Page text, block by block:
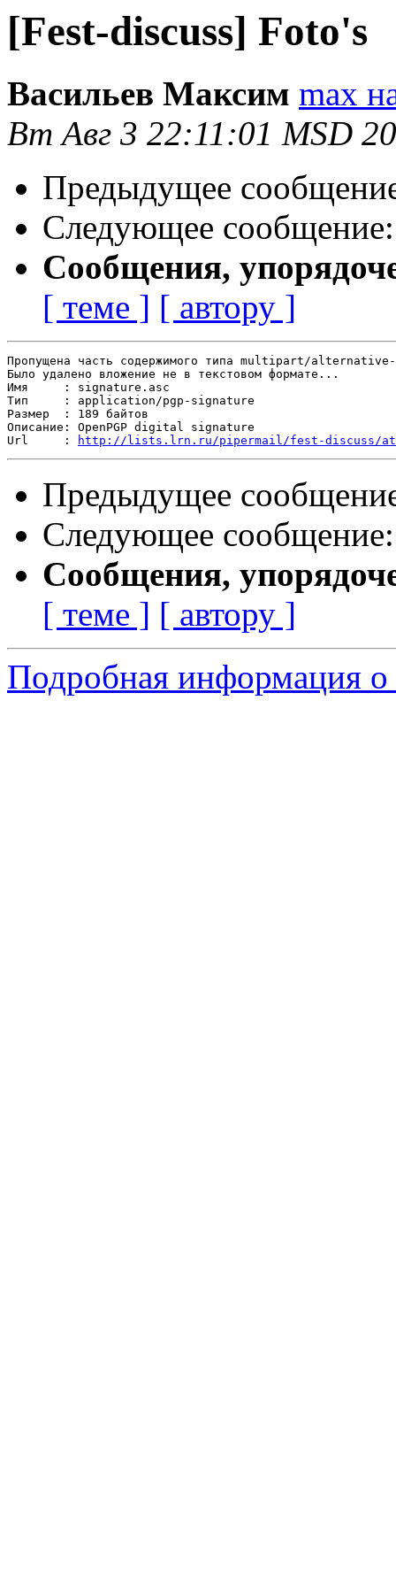
[Fest-discuss] Foto's
Васильев Максим max
Вт Авг 3 22:11:01 MSD
Предыдущее
Следующее
Сообщения,
[ теме ] [ автору ]
Пропущена часть содержимого типа multipart/
Было удалено вложение не в текстовом формате...
Имя     : signature.asc
Тип     : application/pgp-signature
Размер  : 189 байтов
Описание: OpenPGP digital signature
Url     :
http://lists.lrn.ru/pipermail/fest-discuss/
Предыдущее
Следующее
Сообщения,
[ теме ] [ автору ]
Подробная информация о